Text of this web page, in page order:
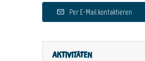
Per E-Mail kontaktieren
Aktivitäten